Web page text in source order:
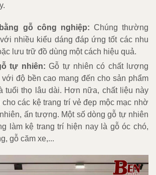
gỗ công nghiệp: Chúng thường
nhiều kiểu dáng đáp ứng tốt các nhu
lưu trữ đồ dùng một cách hiệu quả.
tự nhiên: Gỗ tự nhiên có chất lượng
độ bền cao mang đến cho sản phẩm
tuổi thọ lâu dài. Hơn nữa, chất liệu này
các kệ trang trí vẻ đẹp mộc mạc nhờ
ấn tượng. Một số dòng gỗ tự nhiên
làm kệ trang trí hiện nay là gỗ óc chó,
gỗ căm xe,...